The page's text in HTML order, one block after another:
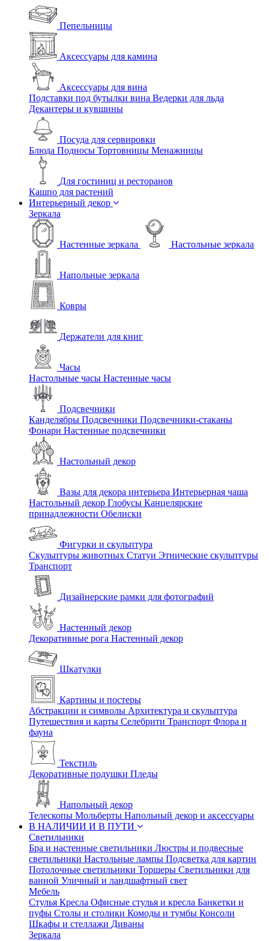
Пепельницы
Аксессуары для камина
Аксессуары для вина
Подставки под бутылки вина Ведерки для льда
Декантеры и кувшины
Посуда для сервировки
Блюда Подносы Тортовницы Менажницы
Для гостиниц и ресторанов
Кашпо для растений
Интерьерный декор
Зеркала
Настенные зеркала Настольные зеркала
Напольные зеркала
Ковры
Держатели для книг
Часы
Настольные часы Настенные часы
Подсвечники
Канделябры Подсвечники Подсвечники-стаканы
Фонари Настенные подсвечники
Настольный декор
Вазы для декора интерьера Интерьерная чаша
Настольный декор Глобусы Канцелярские
принадлежности Обелиски
Фигурки и скульптура
Скульптуры животных Статуи Этнические скульптуры
Транспорт
Дизайнерские рамки для фотографий
Настенный декор
Декоративные рога Настенный декор
Шкатулки
Картины и постеры
Абстракции и символы Архитектура и скульптура
Путешествия и карты Селебрити Транспорт Флора и
фауна
Текстиль
Декоративные подушки Пледы
Напольный декор
Телескопы Мольберты Напольный декор и аксессуары
В НАЛИЧИИ И В ПУТИ
Светильники
Бра и настенные светильники Люстры и подвесные
светильники Настольные лампы Подсветка для картин
Потолочные светильники Торшеры Светильники для
ванной Уличный и ландшафтный свет
Мебель
Стулья Кресла Офисные стулья и кресла Банкетки и
пуфы Столы и столики Комоды и тумбы Консоли
Шкафы и стеллажи Диваны
Зеркала